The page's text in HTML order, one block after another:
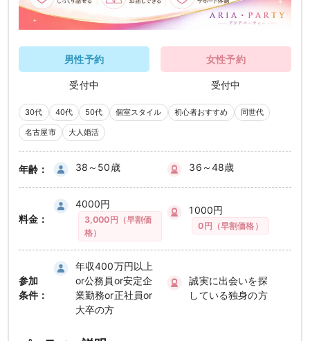
男性予約
受付中
女性予約
受付中
30代 40代 50代 個室スタイル 初心者おすすめ 同世代
名古屋市 大人婚活
年齢： 38～50歳 36～48歳
料金：
4000円
3,000円（早割価
格）
1000円
0円（早割価格）
参加
条件：
年収400万円以上
or公務員or安定企
業勤務or正社員or
大卒の方
誠実に出会いを探
している独身の方